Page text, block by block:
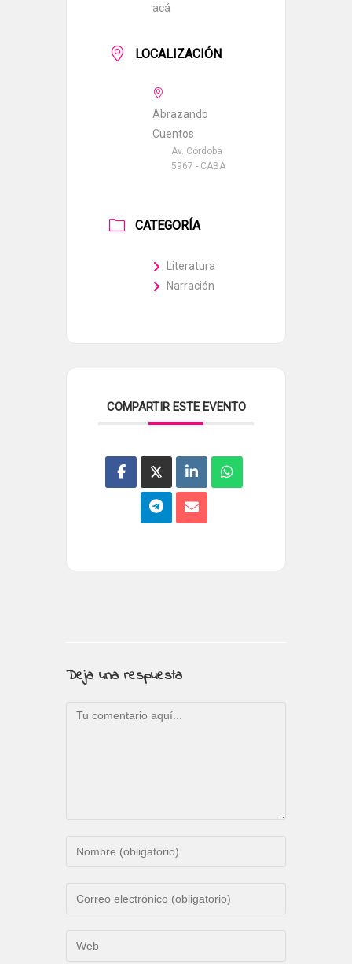
acá
LOCALIZACIÓN
Abrazando
Cuentos
Av. Córdoba
5967 - CABA
CATEGORÍA
Literatura
Narración
COMPARTIR ESTE EVENTO
Deja una respuesta
Comentario
de
de